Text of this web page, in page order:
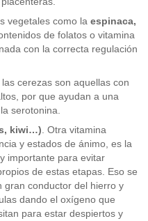
vegetales como la espinaca,
de folatos o vitamina
con la correcta regulación
cerezas son aquellas con
por que ayudan a una
serotonina.
kiwi…). Otra vitamina
y estados de ánimo, es la
importante para evitar
de estas etapas. Eso se
gran conductor del hierro y
dando el oxígeno que
para estar despiertos y